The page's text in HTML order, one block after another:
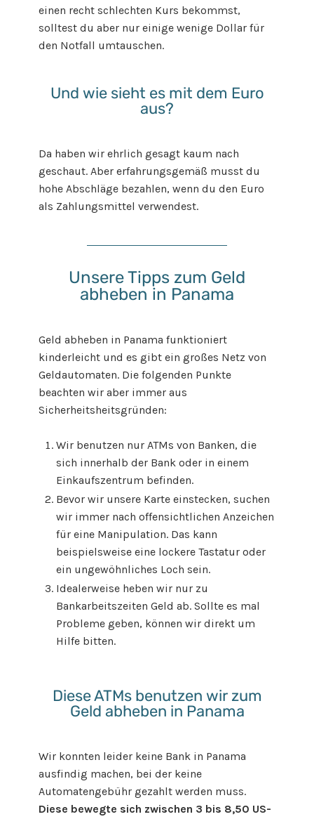
einen recht schlechten Kurs bekommst,
solltest du aber nur einige wenige Dollar für
den Notfall umtauschen.
Und wie sieht es mit dem Euro
aus?
Da haben wir ehrlich gesagt kaum nach
geschaut. Aber erfahrungsgemäß musst du
hohe Abschläge bezahlen, wenn du den Euro
als Zahlungsmittel verwendest.
Unsere Tipps zum Geld
abheben in Panama
Geld abheben in Panama funktioniert
kinderleicht und es gibt ein großes Netz von
Geldautomaten. Die folgenden Punkte
beachten wir aber immer aus
Sicherheitsheitsgründen:
Wir benutzen nur ATMs von Banken, die
sich innerhalb der Bank oder in einem
Einkaufszentrum befinden.
Bevor wir unsere Karte einstecken, suchen
wir immer nach offensichtlichen Anzeichen
für eine Manipulation. Das kann
beispielsweise eine lockere Tastatur oder
ein ungewöhnliches Loch sein.
Idealerweise heben wir nur zu
Bankarbeitszeiten Geld ab. Sollte es mal
Probleme geben, können wir direkt um
Hilfe bitten.
Diese ATMs benutzen wir zum
Geld abheben in Panama
Wir konnten leider keine Bank in Panama
ausfindig machen, bei der keine
Automatengebühr gezahlt werden muss.
Diese bewegte sich zwischen 3 bis 8,50 US-